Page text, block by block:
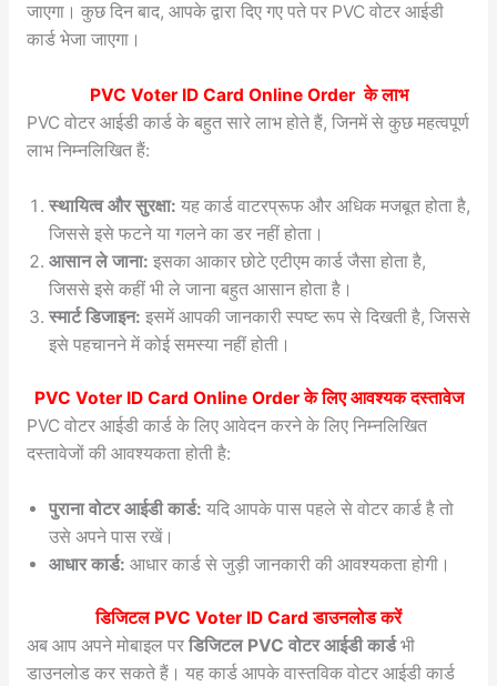
जाएगा। कुछ दिन बाद, आपके द्वारा दिए गए पते पर PVC वोटर आईडी
कार्ड भेजा जाएगा।
PVC Voter ID Card Online Order के लाभ
PVC वोटर आईडी कार्ड के बहुत सारे लाभ होते हैं, जिनमें से कुछ महत्वपूर्ण
लाभ निम्नलिखित हैं:
स्थायित्व और सुरक्षा: यह कार्ड वाटरप्रूफ और अधिक मजबूत होता है,
जिससे इसे फटने या गलने का डर नहीं होता।
आसान ले जाना: इसका आकार छोटे एटीएम कार्ड जैसा होता है,
जिससे इसे कहीं भी ले जाना बहुत आसान होता है।
स्मार्ट डिजाइन: इसमें आपकी जानकारी स्पष्ट रूप से दिखती है, जिससे
इसे पहचानने में कोई समस्या नहीं होती।
PVC Voter ID Card Online Orderके लिए आवश्यक दस्तावेज
PVC वोटर आईडी कार्ड के लिए आवेदन करने के लिए निम्नलिखित
दस्तावेजों की आवश्यकता होती है:
पुराना वोटर आईडी कार्ड: यदि आपके पास पहले से वोटर कार्ड है तो
उसे अपने पास रखें।
आधार कार्ड: आधार कार्ड से जुड़ी जानकारी की आवश्यकता होगी।
डिजिटल PVC Voter ID Card डाउनलोड करें
अब आप अपने मोबाइल पर डिजिटल PVC वोटर आईडी कार्डभी
डाउनलोड कर सकते हैं। यह कार्ड आपके वास्तविक वोटर आईडी कार्ड